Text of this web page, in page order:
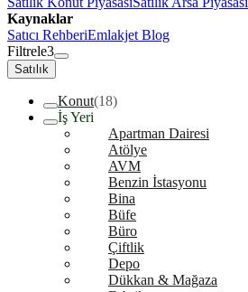
Kaynaklar
Satıcı RehberiEmlakjet Blog
Filtrele3
Satılık
Konut(18)
İş Yeri
Apartman Dairesi
Atölye
AVM
Benzin İstasyonu
Bina
Büfe
Büro
Çiftlik
Depo
Dükkan & Mağaza